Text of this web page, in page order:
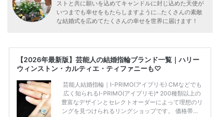
ストと共に願いを込めてキャンドルに封じ込めた天使が
いつまでも幸せをもたらしますように...たくさんの素敵
な結婚式を広めてたくさんの幸せを世界に届けます！
【2026年最新版】芸能人の結婚指輪ブランド一覧｜ハリー
ウィンストン・カルティエ・ティファニーも♡
芸能人結婚指輪｜I-PRIMO(アイプリモ) CMなどでも
広く知られるI-PRIMO(アイプリモ)* 200種類以上の
豊富なデザインとセレクトオーダーによって理想のリ
ングを見つけられるリングショップです。 価格帯は2